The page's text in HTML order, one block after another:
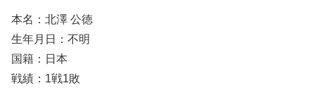
本名：北澤 公徳
生年月日：不明
国籍：日本
戦績：1戦1敗